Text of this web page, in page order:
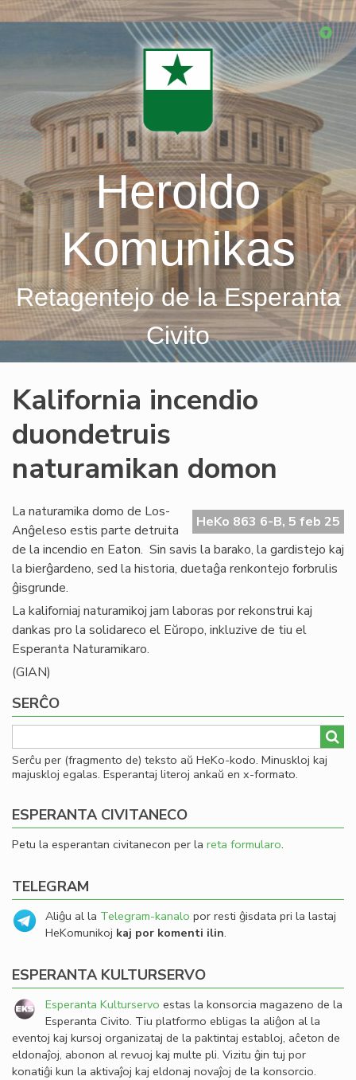
Skip
Heroldo
Komunikas
Retagentejo de la Esperanta
Civito
Kalifornia incendio
duondetruis
naturamikan domon
HeKo 863 6-B, 5 feb 25
La naturamika domo de Los-
Anĝeleso estis parte detruita
de la incendio en Eaton. Sin savis la barako, la gardistejo kaj
la bierĝardeno, sed la historia, duetaĝa renkontejo forbrulis
ĝisgrunde.
La kaliforniaj naturamikoj jam laboras por rekonstrui kaj
dankas pro la solidareco el Eŭropo, inkluzive de tiu el
Esperanta Naturamikaro.
(GIAN)
SERĈO
Serĉu per (fragmento de) teksto aŭ HeKo-kodo. Minuskloj kaj
majuskloj egalas. Esperantaj literoj ankaŭ en x-formato.
ESPERANTA CIVITANECO
Petu la esperantan civitanecon per la reta formularo.
TELEGRAM
Aliĝu al la Telegram-kanalo por resti ĝisdata pri la lastaj
HeKomunikoj kaj por komenti ilin.
ESPERANTA KULTURSERVO
Esperanta Kulturservo estas la konsorcia magazeno de la
Esperanta Civito. Tiu platformo ebligas la aliĝon al la
eventoj kaj kursoj organizataj de la paktintaj establoj, aĉeton de
eldonaĵoj, abonon al revuoj kaj multe pli. Vizitu ĝin tuj por
konatiĝi kun la aktivaĵoj kaj eldonaj novaĵoj de la konsorcio.